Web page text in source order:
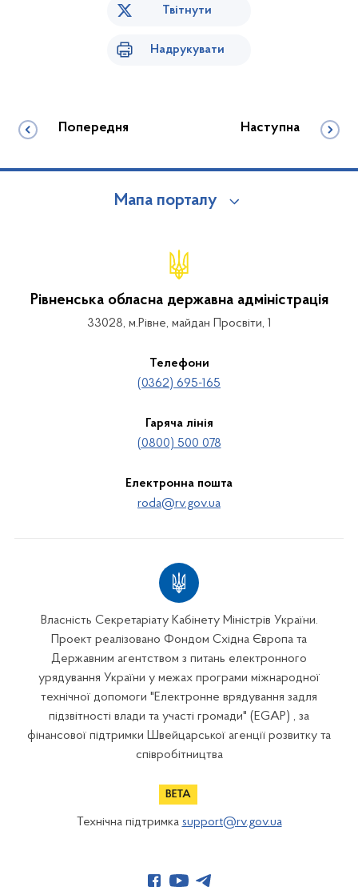
Твітнути
Надрукувати
Попередня Наступна
Мапа порталу
Рівненська обласна державна адміністрація
33028, м.Рівне, майдан Просвіти, 1
Телефони
(0362) 695-165
Гаряча лінія
(0800) 500 078
Електронна пошта
roda@rv.gov.ua
Власність Секретаріату Кабінету Міністрів України.
Проект реалізовано Фондом Східна Європа та
Державним агентством з питань електронного
урядування України у межах програми міжнародної
технічної допомоги "Електронне врядування задля
підзвітності влади та участі громади" (EGAP) , за
фінансової підтримки Швейцарської агенції розвитку та
співробітництва
Технічна підтримка support@rv.gov.ua